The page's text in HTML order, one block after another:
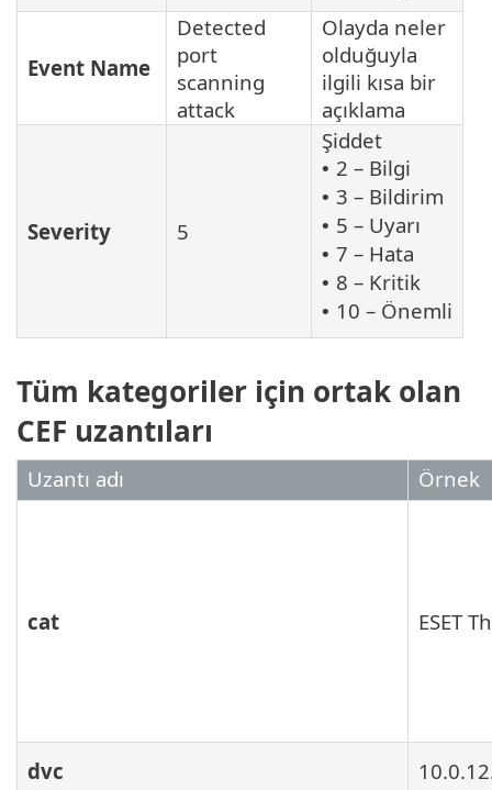
Event Name
Detected
port
scanning
attack
Olayda neler
olduğuyla
ilgili kısa bir
açıklama
Severity 5
Şiddet
• 2 – Bilgi
• 3 – Bildirim
• 5 – Uyarı
• 7 – Hata
• 8 – Kritik
• 10 – Önemli
Tüm kategoriler için ortak olan
CEF uzantıları
Uzantı adı Örnek
cat ESET
dvc